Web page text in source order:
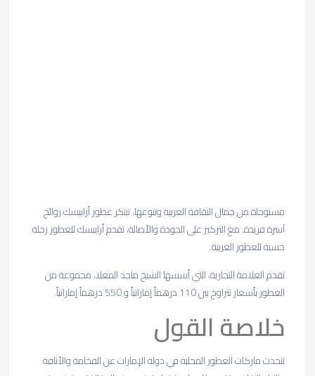
مستوحاة من جمال الثقافة العربية وتنوعها، تبتكر عطور أرابيسك روائح
آسرة فريدة. مع التركيز على الجودة والأصالة، تقدم أرابيسك للعطور رحلة
حسية للعطور العربية.
تقدم العلامة التجارية، التي أسسها الشيخ ماجد المعلا، مجموعة من
العطور بأسعار تتراوح بين 110 درهماً إماراتياً و 550 درهماً إماراتياً.
خلاصة القول
تتحدث ماركات العطور المحلية في دولة الإمارات عن الفخامة والأناقة